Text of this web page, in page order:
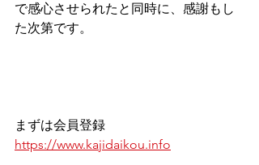
で感心させられたと同時に、感謝もし
た次第です。
まずは会員登録
https://www.kajidaikou.info